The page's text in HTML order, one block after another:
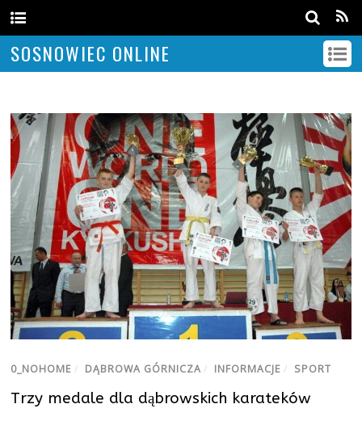
SOSNOWIEC ONLINE
0_NOHOME / DĄBROWA GÓRNICZA / INFORMACJE / SPORT
Trzy medale dla dąbrowskich karateków